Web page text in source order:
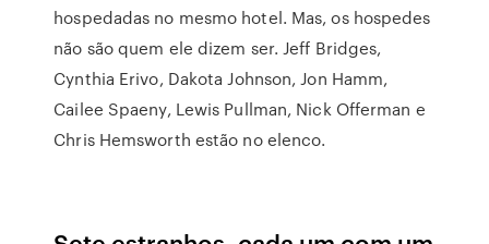
hospedadas no mesmo hotel. Mas, os hospedes
não são quem ele dizem ser. Jeff Bridges,
Cynthia Erivo, Dakota Johnson, Jon Hamm,
Cailee Spaeny, Lewis Pullman, Nick Offerman e
Chris Hemsworth estão no elenco.